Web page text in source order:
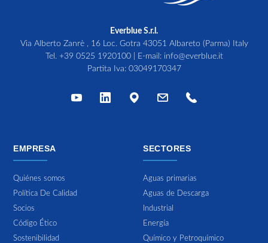
Everblue S.r.l.
Via Alberto Zanrè , 16 Loc. Gotra 43051 Albareto (Parma) Italy
Tel. +39 0525 1920100| E-mail: info@everblue.it
Partita Iva: 03049170347
EMPRESA
Quiénes somos
Política De Calidad
Socios
Código Ético
Sostenibilidad
SECTORES
Aguas primarias
Aguas de Descarga
Industrial
Energía
Químico y Petroquímico